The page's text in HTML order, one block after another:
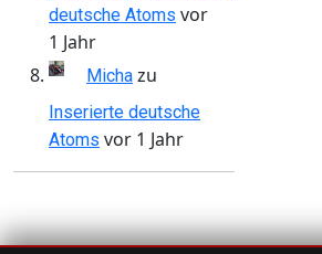
deutsche Atoms vor
1 Jahr
Micha zu
Inserierte deutsche
Atoms vor 1 Jahr